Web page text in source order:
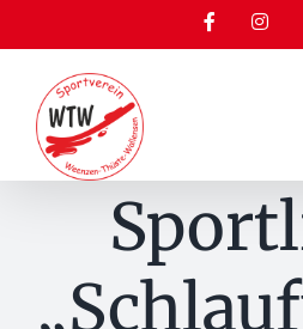
Inhalt
springen
Facebook